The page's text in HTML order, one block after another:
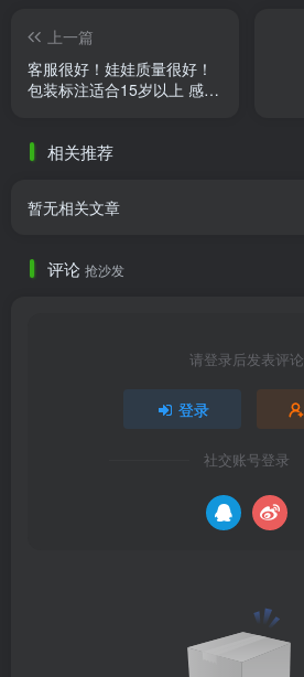
上一篇
客服很好！娃娃质量很好！
包装标注适合15岁以上 感觉
......相关推荐
暂无相关文章
评论 抢沙发
请登录后发表评论
登录
社交账号登录